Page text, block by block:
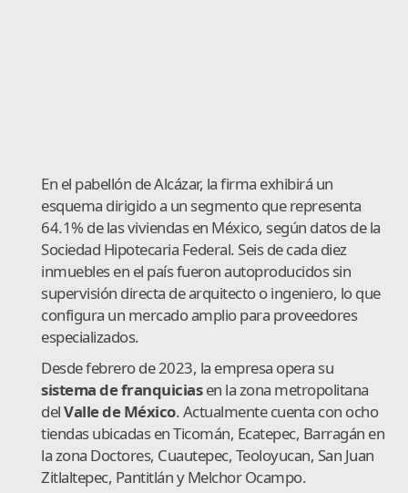
En el pabellón de Alcázar, la firma exhibirá un
esquema dirigido a un segmento que representa
64.1% de las viviendas en México, según datos de la
Sociedad Hipotecaria Federal. Seis de cada diez
inmuebles en el país fueron autoproducidos sin
supervisión directa de arquitecto o ingeniero, lo que
configura un mercado amplio para proveedores
especializados.
Desde febrero de 2023, la empresa opera su
sistema de franquiciasen la zona metropolitana
delValle de México. Actualmente cuenta con ocho
tiendas ubicadas en Ticomán, Ecatepec, Barragán en
la zona Doctores, Cuautepec, Teoloyucan, San Juan
Zitlaltepec, Pantitlán y Melchor Ocampo.